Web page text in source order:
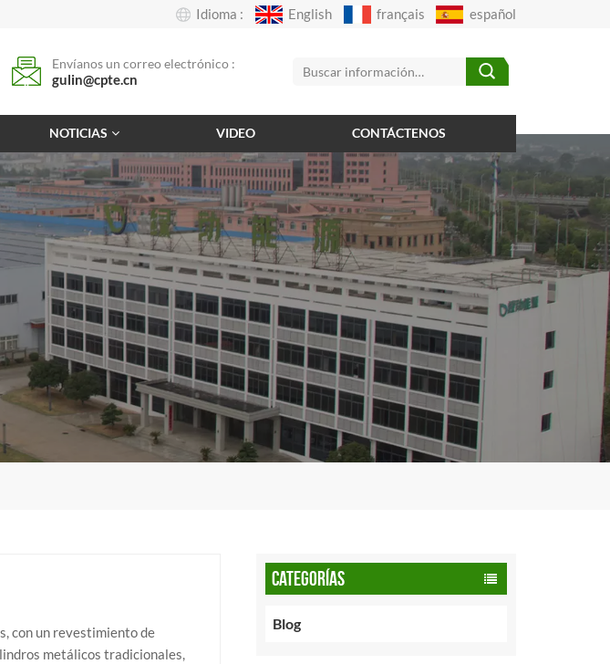
Idioma : English français español
Envíanos un correo electrónico :
gulin@cpte.cn
NOTICIAS VIDEO CONTÁCTENOS
CATEGORÍAS
Blog
con un revestimiento de
metálicos tradicionales,